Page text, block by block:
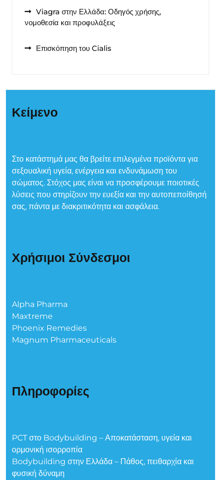
Viagra στην Ελλάδα: Οδηγός χρήσης,
νομοθεσία και προφυλάξεις
Επισκόπηση του Cialis
Κείμενο
Στο κατάστημά μας θα βρείτε επιλεγμένα προϊόντα για
σεξουαλική υγεία, ενέργεια και ενδυνάμωση του
σώματος. Στόχος μας είναι να προσφέρουμε ποιοτικές
λύσεις που στηρίζουν την ευεξία και την αυτοπεποίθησή
σας, πάντα με διακριτικότητα και ασφάλεια.
Χρήσιμοι Σύνδεσμοι
Alpha Pharma
Maxtreme
Phoenix Remedies
Magnum Pharmaceuticals
Πληροφορίες
PCT στο Bodybuilding – Αποκατάσταση, υγεία και
ορμονική ισορροπία
Bodybuilding στην Ελλάδα – Πάθος, πειθαρχία και
φυσική δύναμη